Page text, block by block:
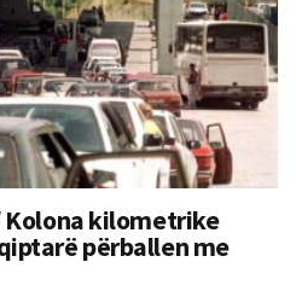
Kolona kilometrike
përballen me